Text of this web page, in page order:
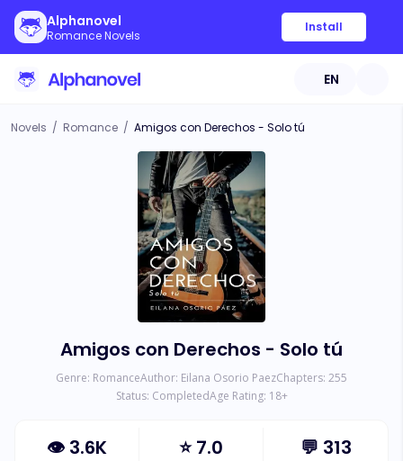
Alphanovel
Romance Novels
Install
EN
Novels / Romance / Amigos con Derechos - Solo tú
Amigos con Derechos - Solo tú
Genre: RomanceAuthor: Eilana Osorio PaezChapters: 255
Status: CompletedAge Rating: 18+
👁 3.6K ⭐7.0 💬 313